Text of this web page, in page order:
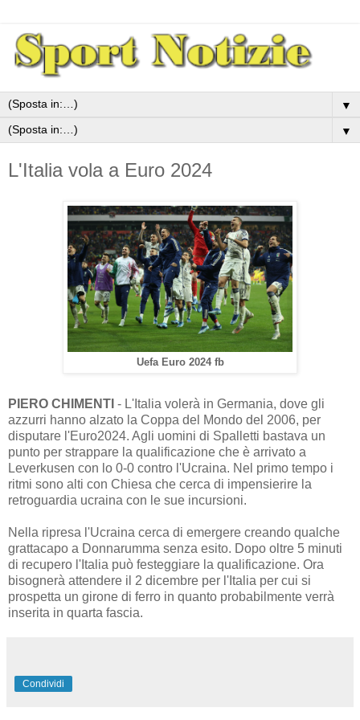
▼
▼
L'Italia vola a Euro 2024
Uefa Euro 2024 fb
PIERO CHIMENTI - L'Italia volerà in Germania, dove gli
azzurri hanno alzato la Coppa del Mondo del 2006, per
disputare l'Euro2024. Agli uomini di Spalletti bastava un
punto per strappare la qualificazione che è arrivato a
Leverkusen con lo 0-0 contro l'Ucraina. Nel primo tempo i
ritmi sono alti con Chiesa che cerca di impensierire la
retroguardia ucraina con le sue incursioni.
Nella ripresa l'Ucraina cerca di emergere creando qualche
grattacapo a Donnarumma senza esito. Dopo oltre 5 minuti
di recupero l'Italia può festeggiare la qualificazione. Ora
bisognerà attendere il 2 dicembre per l'Italia per cui si
prospetta un girone di ferro in quanto probabilmente verrà
inserita in quarta fascia.
Condividi